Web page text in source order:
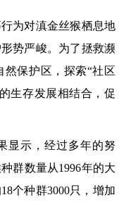
为对滇金丝猴栖息地
势严峻。为了拯救濒
保护区，探索“社区
生存发展相结合，促
显示，经过多年的努
群数量从1996年的大
个种群3000只，增加